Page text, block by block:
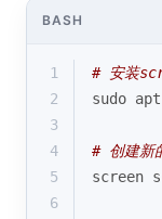
BASH
1
# 安装
2
sudo
3
4
# 创建新
5
screen
6